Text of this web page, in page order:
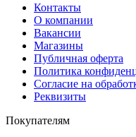
Контакты
О компании
Вакансии
Магазины
Публичная оферта
Политика
Согласие на
Реквизиты
Покупателям